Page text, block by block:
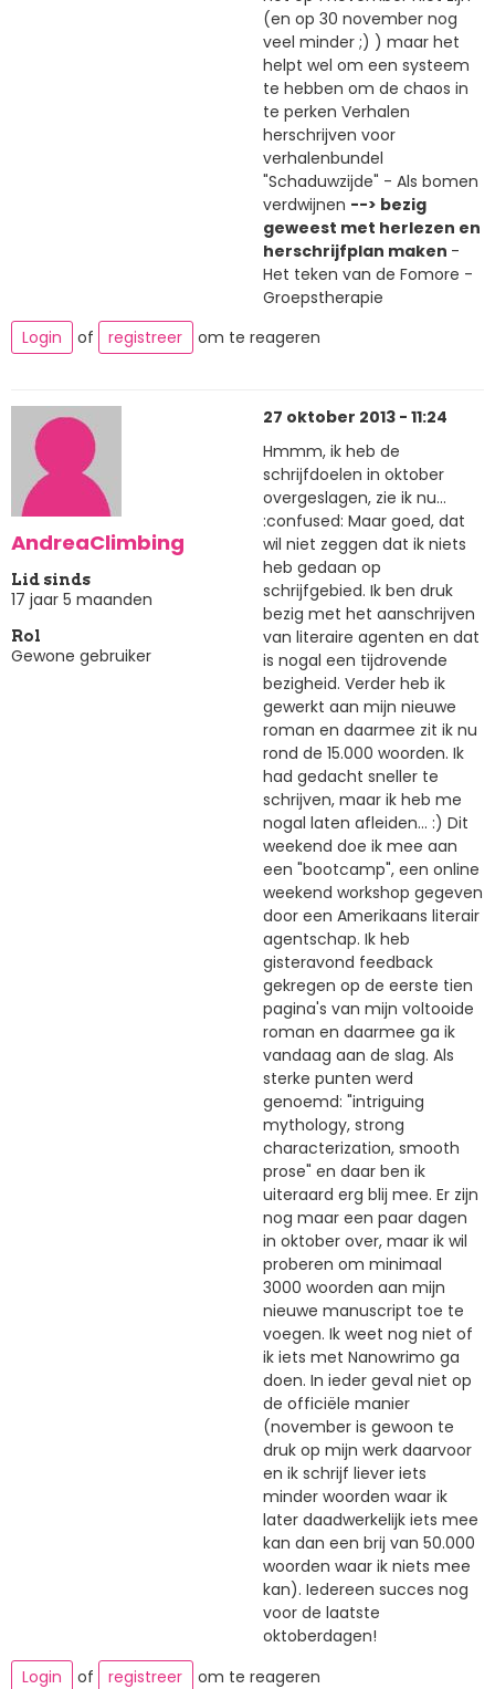
(en op 30 november nog
veel minder ;) ) maar het
helpt wel om een systeem
te hebben om de chaos in
te perken Verhalen
herschrijven voor
verhalenbundel
"Schaduwzijde" - Als bomen
verdwijnen --> bezig
geweest met herlezen en
herschrijfplan maken -
Het teken van de Fomore -
Groepstherapie
Login
of registreer om te reageren
AndreaClimbing
Lid sinds
17 jaar 5 maanden
Rol
Gewone gebruiker
27 oktober 2013 - 11:24
Hmmm, ik heb de
schrijfdoelen in oktober
overgeslagen, zie ik nu...
:confused: Maar goed, dat
wil niet zeggen dat ik niets
heb gedaan op
schrijfgebied. Ik ben druk
bezig met het aanschrijven
van literaire agenten en dat
is nogal een tijdrovende
bezigheid. Verder heb ik
gewerkt aan mijn nieuwe
roman en daarmee zit ik nu
rond de 15.000 woorden. Ik
had gedacht sneller te
schrijven, maar ik heb me
nogal laten afleiden... :) Dit
weekend doe ik mee aan
een "bootcamp", een online
weekend workshop gegeven
door een Amerikaans literair
agentschap. Ik heb
gisteravond feedback
gekregen op de eerste tien
pagina's van mijn voltooide
roman en daarmee ga ik
vandaag aan de slag. Als
sterke punten werd
genoemd: "intriguing
mythology, strong
characterization, smooth
prose" en daar ben ik
uiteraard erg blij mee. Er zijn
nog maar een paar dagen
in oktober over, maar ik wil
proberen om minimaal
3000 woorden aan mijn
nieuwe manuscript toe te
voegen. Ik weet nog niet of
ik iets met Nanowrimo ga
doen. In ieder geval niet op
de officiële manier
(november is gewoon te
druk op mijn werk daarvoor
en ik schrijf liever iets
minder woorden waar ik
later daadwerkelijk iets mee
kan dan een brij van 50.000
woorden waar ik niets mee
kan). Iedereen succes nog
voor de laatste
oktoberdagen!
Login
of registreer om te reageren